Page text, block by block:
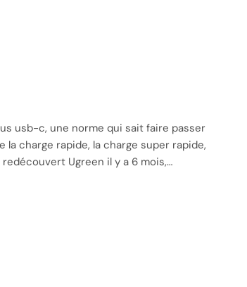
usb-c, une norme qui sait faire passer
charge rapide, la charge super rapide,
Ugreen il y a 6 mois,…